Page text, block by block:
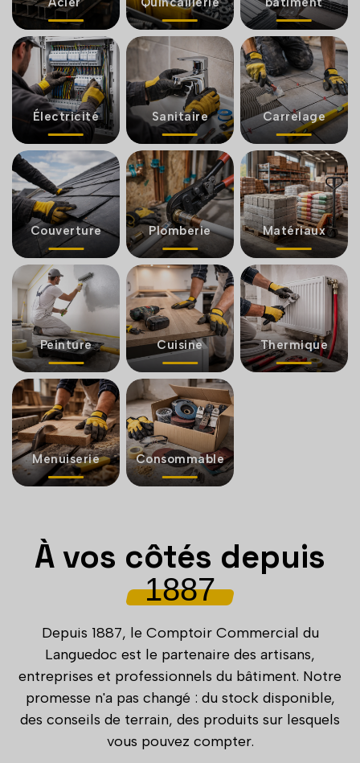
Électricité Sanitaire Carrelage
Couverture Plomberie Matériaux
Peinture Cuisine Thermique
Menuiserie Consommable
À vos côtés depuis
1887
Depuis 1887, le Comptoir Commercial du
Languedoc est le partenaire des artisans,
entreprises et professionnels du bâtiment. Notre
promesse n'a pas changé : du stock disponible,
des conseils de terrain, des produits sur lesquels
vous pouvez compter.